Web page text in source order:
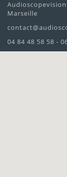
Marseille
04 84 48 58 58 -